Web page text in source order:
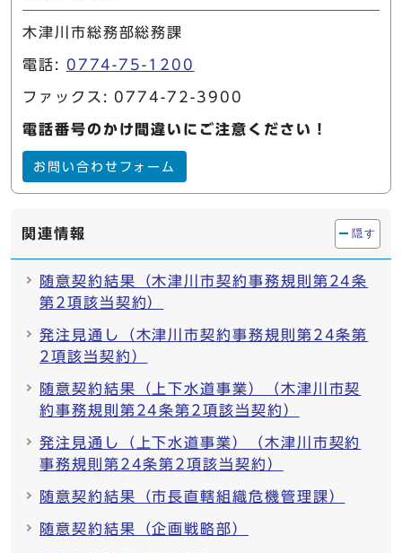
木津川市総務部総務課
電話: 0774-75-1200
ファックス: 0774-72-3900
電話番号のかけ間違いにご注意ください！
お問い合わせフォーム
関連情報 隠す
随意契約結果（木津川市契約事務規則第24条
第2項該当契約）
発注見通し（木津川市契約事務規則第24条第
2項該当契約）
随意契約結果（上下水道事業）（木津川市契
約事務規則第24条第2項該当契約）
発注見通し（上下水道事業）（木津川市契約
事務規則第24条第2項該当契約）
随意契約結果（市長直轄組織危機管理課）
随意契約結果（企画戦略部）